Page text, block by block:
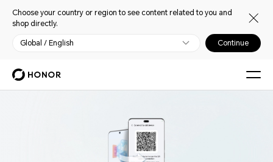
Choose your country or region to see content related to you and
shop directly.
Global / English Continue